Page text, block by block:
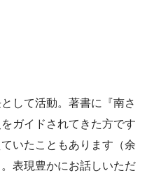
して活動。著書に『南さ
ガイドされてきた方です
いたこともあります（余
表現豊かにお話しいただ